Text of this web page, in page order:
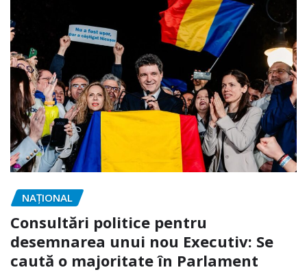
NAŢIONAL
Consultări politice pentru
desemnarea unui nou Executiv: Se
caută o majoritate în Parlament